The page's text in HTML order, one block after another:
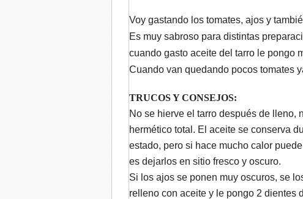
Voy gastando los tomates, ajos y
Es muy sabroso para distintas
cuando gasto aceite del tarro le pongo
Cuando van quedando pocos tomates
TRUCOS Y CONSEJOS:
No se hierve el tarro después de lleno,
hermético total. El aceite se conserva
estado, pero si hace mucho calor
es dejarlos en sitio fresco y oscuro.
Si los ajos se ponen muy oscuros, se
relleno con aceite y le pongo 2 dientes